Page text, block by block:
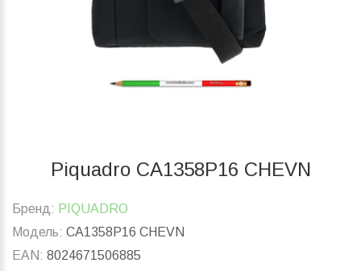
Piquadro CA1358P16 CHEVN
Бренд: PIQUADRO
Модель: CA1358P16 CHEVN
EAN: 8024671506885